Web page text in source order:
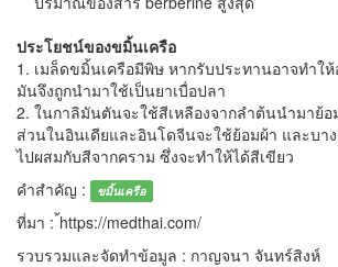
ประโยชน์ของขมิ้นเครือ
1. เมล็ดขมิ้นเครือมีพิษ หากรับประทานอาจทำใ
มันจึงถูกนำมาใช้เป็นยาเบื่อปลา
2. ในกาลิมันตันจะใช้สีเหลืองจากลำต้นนำมาย้อ
ส่วนในอินเดียและอินโดจีนจะใช้ย้อมผ้า และบา
ไปผสมกับสีจากคราม ซึ่งจะทำให้ได้สีเขียว
คำสำคัญ :
ขมิ้นเครือ
ที่มา : ้https://medthai.com/
รวบรวมและจัดทำข้อมูล : กาญจนา จันทร์สิงห์